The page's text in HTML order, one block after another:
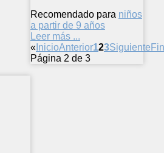
Recomendado para niños
a partir de 9 años
Leer más ...
« InicioAnterior123Siguiente
Página 2 de 3